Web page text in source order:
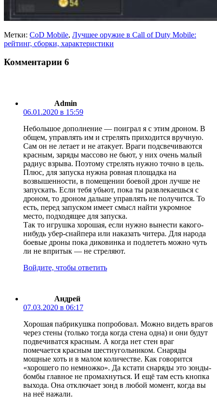
Метки: CoD Mobile, Лучшее оружие в Call of Duty Mobile:
рейтинг, сборки, характеристики
Комментарии 6
Admin
06.01.2020 в 15:59
Небольшое дополнение — поиграл я с этим дроном. В
общем, управлять им и стрелять приходится вручную.
Сам он не летает и не атакует. Враги подсвечиваются
красным, заряды массово не бьют, у них очень малый
радиус взрыва. Поэтому стрелять нужно точно в цель.
Плюс, для запуска нужна ровная площадка на
возвышенности, в помещении боевой дрон лучше не
запускать. Если тебя убьют, пока ты развлекаешься с
дроном, то дроном дальше управлять не получится. То
есть, перед запуском имеет смысл найти укромное
место, подходящее для запуска.
Так то игрушка хорошая, если нужно вынести какого-
нибудь убер-снайпера или наказать читера. Для народа
боевые дроны пока диковинка и подлететь можно чуть
ли не впритык — не стреляют.
Войдите, чтобы ответить
Андрей
07.03.2020 в 06:17
Хорошая пабрикушка попробовал. Можно видеть врагов
через стены (только тогда когда стена одна) и они будут
подвечиватся красным. А когда нет стен враг
помечается красным шестиугольником. Снаряды
мощные хоть и в малом количестве. Как говорится
«хорошего по немножко». Да кстати снаряды это зонды-
бомбы главное не промахнуться. И ещё там есть кнопка
выхода. Она отключает зонд в любой момент, когда вы
на неё нажали.